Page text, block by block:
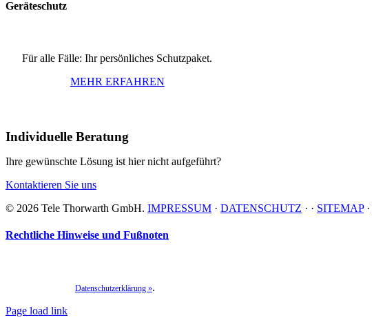
Geräteschutz
Für alle Fälle: Ihr persönliches Schutzpaket.
MEHR ERFAHREN
Individuelle Beratung
Ihre gewünschte Lösung ist hier nicht aufgeführt?
Kontaktieren Sie uns
© 2026 Tele Thorwarth GmbH. IMPRESSUM · DATENSCHUTZ · · SITEMAP·
Rechtliche Hinweise und Fußnoten
Datenschutzerklärung ».
Facebook
Instagram
LinkedIn
Xing
Page load link